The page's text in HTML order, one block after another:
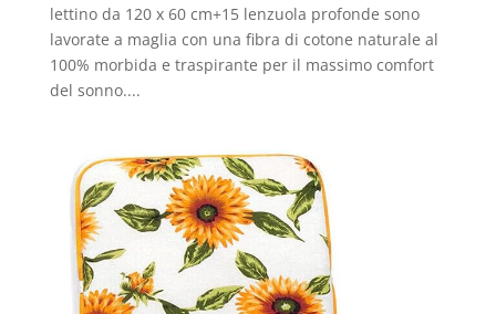
lettino da 120 x 60 cm+15 lenzuola profonde sono
lavorate a maglia con una fibra di cotone naturale al
100% morbida e traspirante per il massimo comfort
del sonno....